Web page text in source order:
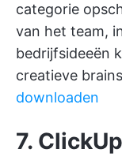
categorie
van het team,
bedrijfsideeën
creatieve
downloaden
7.